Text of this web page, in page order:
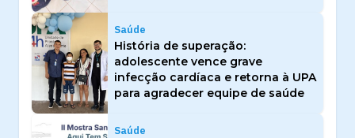
Saúde
História de superação:
adolescente vence grave
infecção cardíaca e retorna à UPA
para agradecer equipe de saúde
Saúde